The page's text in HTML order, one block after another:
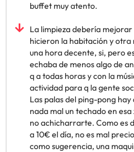
buffet muy atento.
La limpieza debería
hicieron la habitación y
una hora decente, si, pero
echaba de menos algo de
q a todas horas y con la
actividad para q la gente
Las palas del ping-pong
nada mal un techado en
no achicharrarte. Como es
a 10€ el día, no es mal
como sugerencia, una